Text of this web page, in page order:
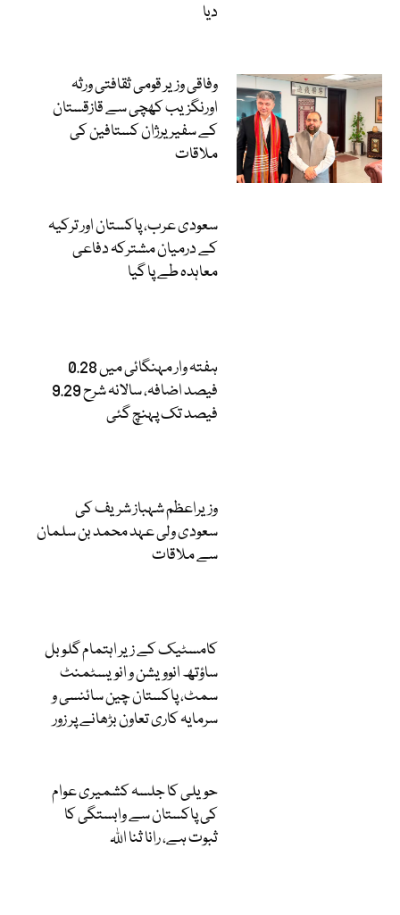
دیا
وفاقی وزیر قومی ثقافتی ورثہ
اورنگزیب کھچی سے قازقستان
کے سفیر یرژان کستافین کی
ملاقات
سعودی عرب، پاکستان اور ترکیہ
کے درمیان مشترکہ دفاعی
معاہدہ طے پا گیا
ہفتہ وار مہنگائی میں 0.28
فیصد اضافہ، سالانہ شرح 9.29
فیصد تک پہنچ گئی
وزیراعظم شہباز شریف کی
سعودی ولی عہد محمد بن سلمان
سے ملاقات
کامسٹیک کے زیر اہتمام گلوبل
ساؤتھ انوویشن و انویسٹمنٹ
سمٹ، پاکستان چین سائنسی و
سرمایہ کاری تعاون بڑھانے پر زور
حویلی کا جلسہ کشمیری عوام
کی پاکستان سے وابستگی کا
ثبوت ہے، رانا ثنا اللہ